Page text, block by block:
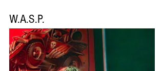
W.A.S.P.